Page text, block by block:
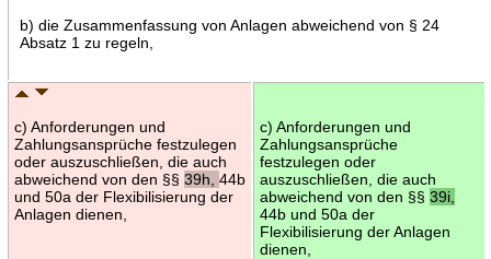
b) die Zusammenfassung von Anlagen abweichend von § 24
Absatz 1 zu regeln,
c) Anforderungen und
Zahlungsansprüche festzulegen
oder auszuschließen, die auch
abweichend von den §§ 39h, 44b
und 50a der Flexibilisierung der
Anlagen dienen,
c) Anforderungen und
Zahlungsansprüche
festzulegen oder
auszuschließen, die auch
abweichend von den §§ 39i,
44b und 50a der
Flexibilisierung der Anlagen
dienen,